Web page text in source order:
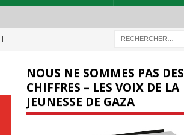
[
NOUS NE SOMMES PAS DES
CHIFFRES – LES VOIX DE LA
JEUNESSE DE GAZA